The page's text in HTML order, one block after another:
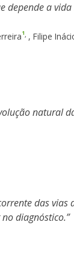
a
1, , Filipe
natural
das vias
diagnóstico.